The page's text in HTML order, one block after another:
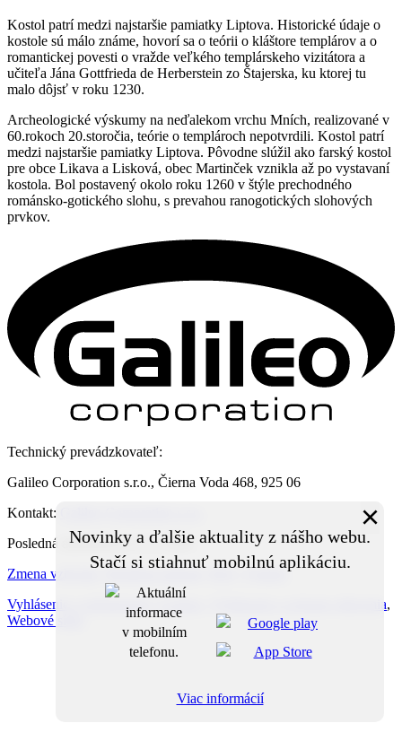
Novinky a ďalšie aktuality z nášho webu.
Stačí si stiahnuť mobilnú aplikáciu.
×
Viac informácií
Kostol patrí medzi najstaršie pamiatky Liptova. Historické údaje o
kostole sú málo známe, hovorí sa o teórii o kláštore templárov a o
romantickej povesti o vražde veľkého templárskeho vizitátora a
učiteľa Jána Gottfrieda de Herberstein zo Štajerska, ku ktorej tu
malo dôjsť v roku 1230.
Archeologické výskumy na neďalekom vrchu Mních, realizované v
60.rokoch 20.storočia, teórie o templároch nepotvrdili. Kostol patrí
medzi najstaršie pamiatky Liptova. Pôvodne slúžil ako farský kostol
pre obce Likava a Lisková, obec Martinček vznikla až po vystavaní
kostola. Bol postavený okolo roku 1260 v štýle prechodného
románsko-gotického slohu, s prevahou ranogotických slohových
prvkov.
Technický prevádzkovateľ:
Galileo Corporation s.r.o., Čierna Voda 468, 925 06
Kontakt:
Posledná aktualizácia: 6. 8. 2026
Zmena vzhľadu
Vytlačiť
Vyhlásenie o prístupnosti
Vyhlásenie o ochrane súkromia,
Webové sídlo